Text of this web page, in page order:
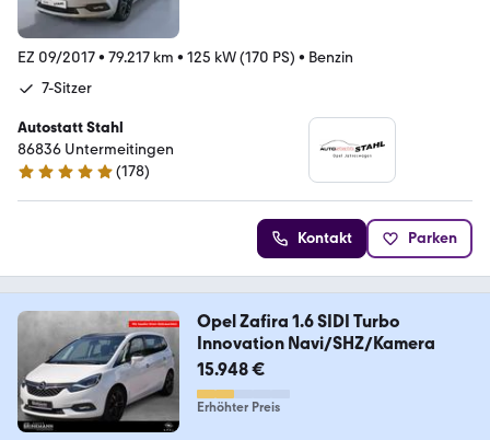
EZ 09/2017• 79.217 km • 125 kW (170 PS) • Benzin
7-Sitzer
Autostatt Stahl
86836 Untermeitingen
5 Sterne
(178)
Kontakt Parken
Opel Zafira 1.6 SIDI Turbo
Innovation Navi/SHZ/Kamera
15.948 €
Erhöhter Preis